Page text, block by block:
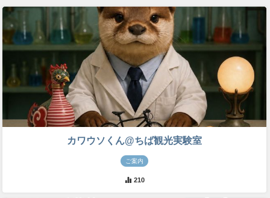
カワウソくん@ちば観光実験室
ご案内
210